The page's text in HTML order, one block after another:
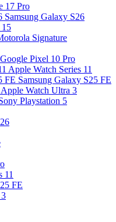
17 Pro
Samsung Galaxy S26
15
Signature
Google Pixel 10 Pro
Apple Watch Series 11
Samsung Galaxy S25 FE
Apple Watch Ultra 3
Playstation 5
11
FE